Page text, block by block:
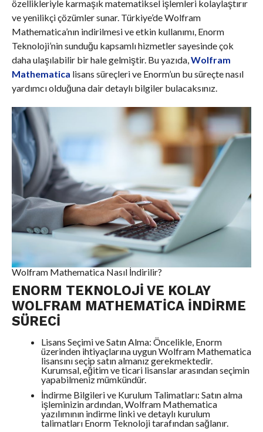
özellikleriyle karmaşık matematiksel işlemleri kolaylaştırır
ve yenilikçi çözümler sunar. Türkiye’de Wolfram
Mathematica’nın indirilmesi ve etkin kullanımı, Enorm
Teknoloji’nin sunduğu kapsamlı hizmetler sayesinde çok
daha ulaşılabilir bir hale gelmiştir. Bu yazıda,Wolfram
Mathematica lisans süreçleri ve Enorm’un bu süreçte nasıl
yardımcı olduğuna dair detaylı bilgiler bulacaksınız.
Wolfram Mathematica Nasıl İndirilir?
ENORM TEKNOLOJI VE KOLAY
WOLFRAM MATHEMATICA İNDIRME
SÜRECI
Lisans Seçimi ve Satın Alma: Öncelikle, Enorm
üzerinden ihtiyaçlarına uygun Wolfram Mathematica
lisansını seçip satın almanız gerekmektedir.
Kurumsal, eğitim ve ticari lisanslar arasından seçimin
yapabilmeniz mümkündür.
İndirme Bilgileri ve Kurulum Talimatları: Satın alma
işleminizin ardından, Wolfram Mathematica
yazılımının indirme linki ve detaylı kurulum
talimatları Enorm Teknoloji tarafından sağlanır.